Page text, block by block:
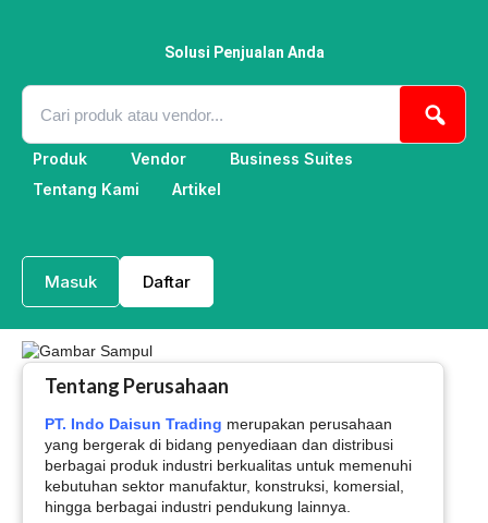
Solusi Penjualan Anda
Produk Vendor
Business Suites
Tentang Kami
Artikel
Masuk Daftar
Tentang Perusahaan
PT. Indo Daisun Trading merupakan perusahaan
yang bergerak di bidang penyediaan dan distribusi
berbagai produk industri berkualitas untuk memenuhi
kebutuhan sektor manufaktur, konstruksi, komersial,
hingga berbagai industri pendukung lainnya.